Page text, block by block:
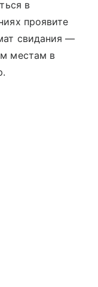
в
проявите
свидания —
местам в